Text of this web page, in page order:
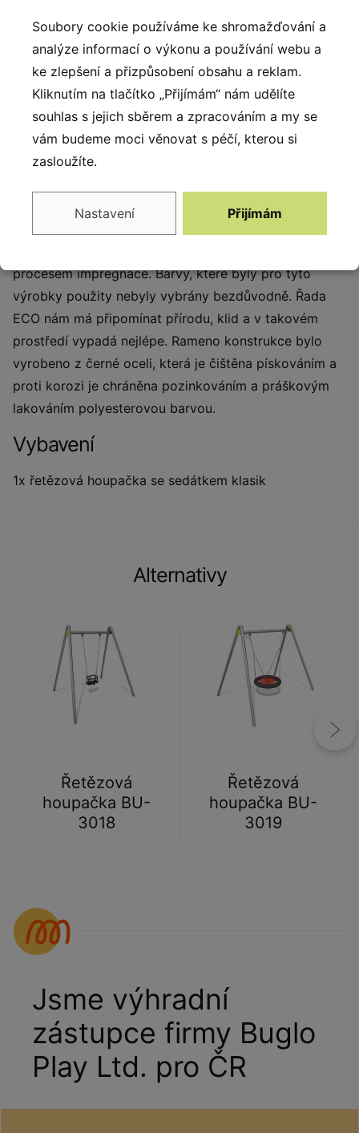
Sedátko
Sedadla mají hliníkovou
konstrukci, jsou potažené
měkkou EPDM pryží a
zavěšené na 6 mm řetězích
z nerezové oceli.
Kotva
Železná kotva pro
upevnění prvků do země.
Popis produktu
procesem impregnace. Barvy, které byly pro tyto
výrobky použity nebyly vybrány bezdůvodně. Řada
ECO nám má připomínat přírodu, klid a v takovém
prostředí vypadá nejlépe. Rameno konstrukce bylo
vyrobeno z černé oceli, která je čištěna pískováním a
proti korozi je chráněna pozinkováním a práškovým
lakováním polyesterovou barvou.
Vybavení
1x řetězová houpačka se sedátkem klasik
Alternativy
Řetězová
houpačka BU-
3018
Řetězová
houpačka BU-
3019
Jsme výhradní
zástupce firmy Buglo
Play Ltd. pro ČR
Soubory cookie používáme ke shromažďování a
analýze informací o výkonu a používání webu a
ke zlepšení a přizpůsobení obsahu a reklam.
Kliknutím na tlačítko „Přijímám“ nám udělíte
souhlas s jejich sběrem a zpracováním a my se
vám budeme moci věnovat s péčí, kterou si
zasloužíte.
Nastavení Přijímám